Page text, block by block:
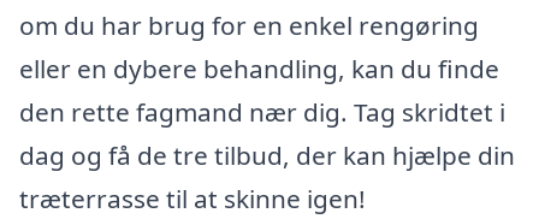
om du har brug for en enkel rengøring
eller en dybere behandling, kan du finde
den rette fagmand nær dig. Tag skridtet i
dag og få de tre tilbud, der kan hjælpe din
træterrasse til at skinne igen!